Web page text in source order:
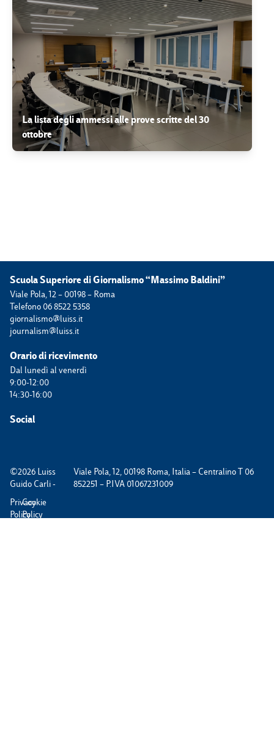
La lista degli ammessi alle prove scritte del 30
ottobre
Scuola Superiore di Giornalismo “Massimo Baldini”
Viale Pola, 12 – 00198 – Roma
Telefono 06 8522 5358
giornalismo@luiss.it
journalism@luiss.it
Orario di ricevimento
Dal lunedì al venerdì
9:00-12:00
14:30-16:00
Social
©2026 Luiss
Guido Carli -
Viale Pola, 12, 00198 Roma, Italia – Centralino T 06
852251 – P.IVA 01067231009
Privacy
Policy
Cookie
Policy